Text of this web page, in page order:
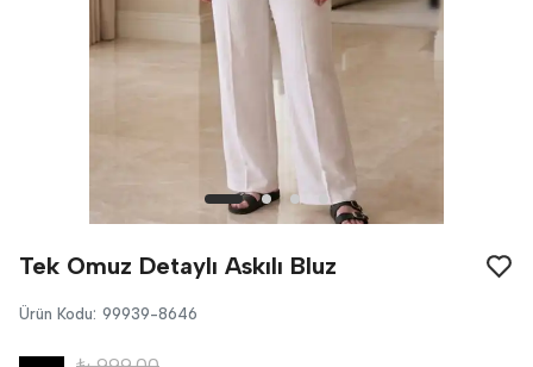
Tek Omuz Detaylı Askılı Bluz
Ürün Kodu: 99939-8646